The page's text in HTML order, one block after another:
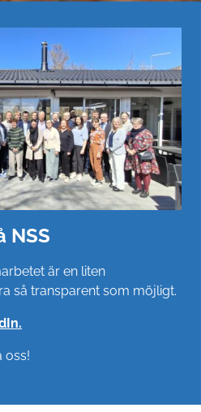
NSS
är en liten
så transparent som möjligt.
oss!